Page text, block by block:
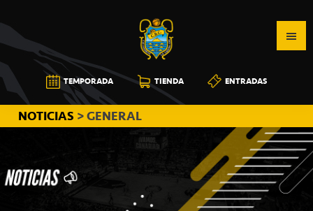
a
la
navegación
principal
al
contenido
principal
a
la
barra
lateral
principal
CB
CANARIAS
TEMPORADA TIENDA ENTRADAS
NOTICIAS > GENERAL